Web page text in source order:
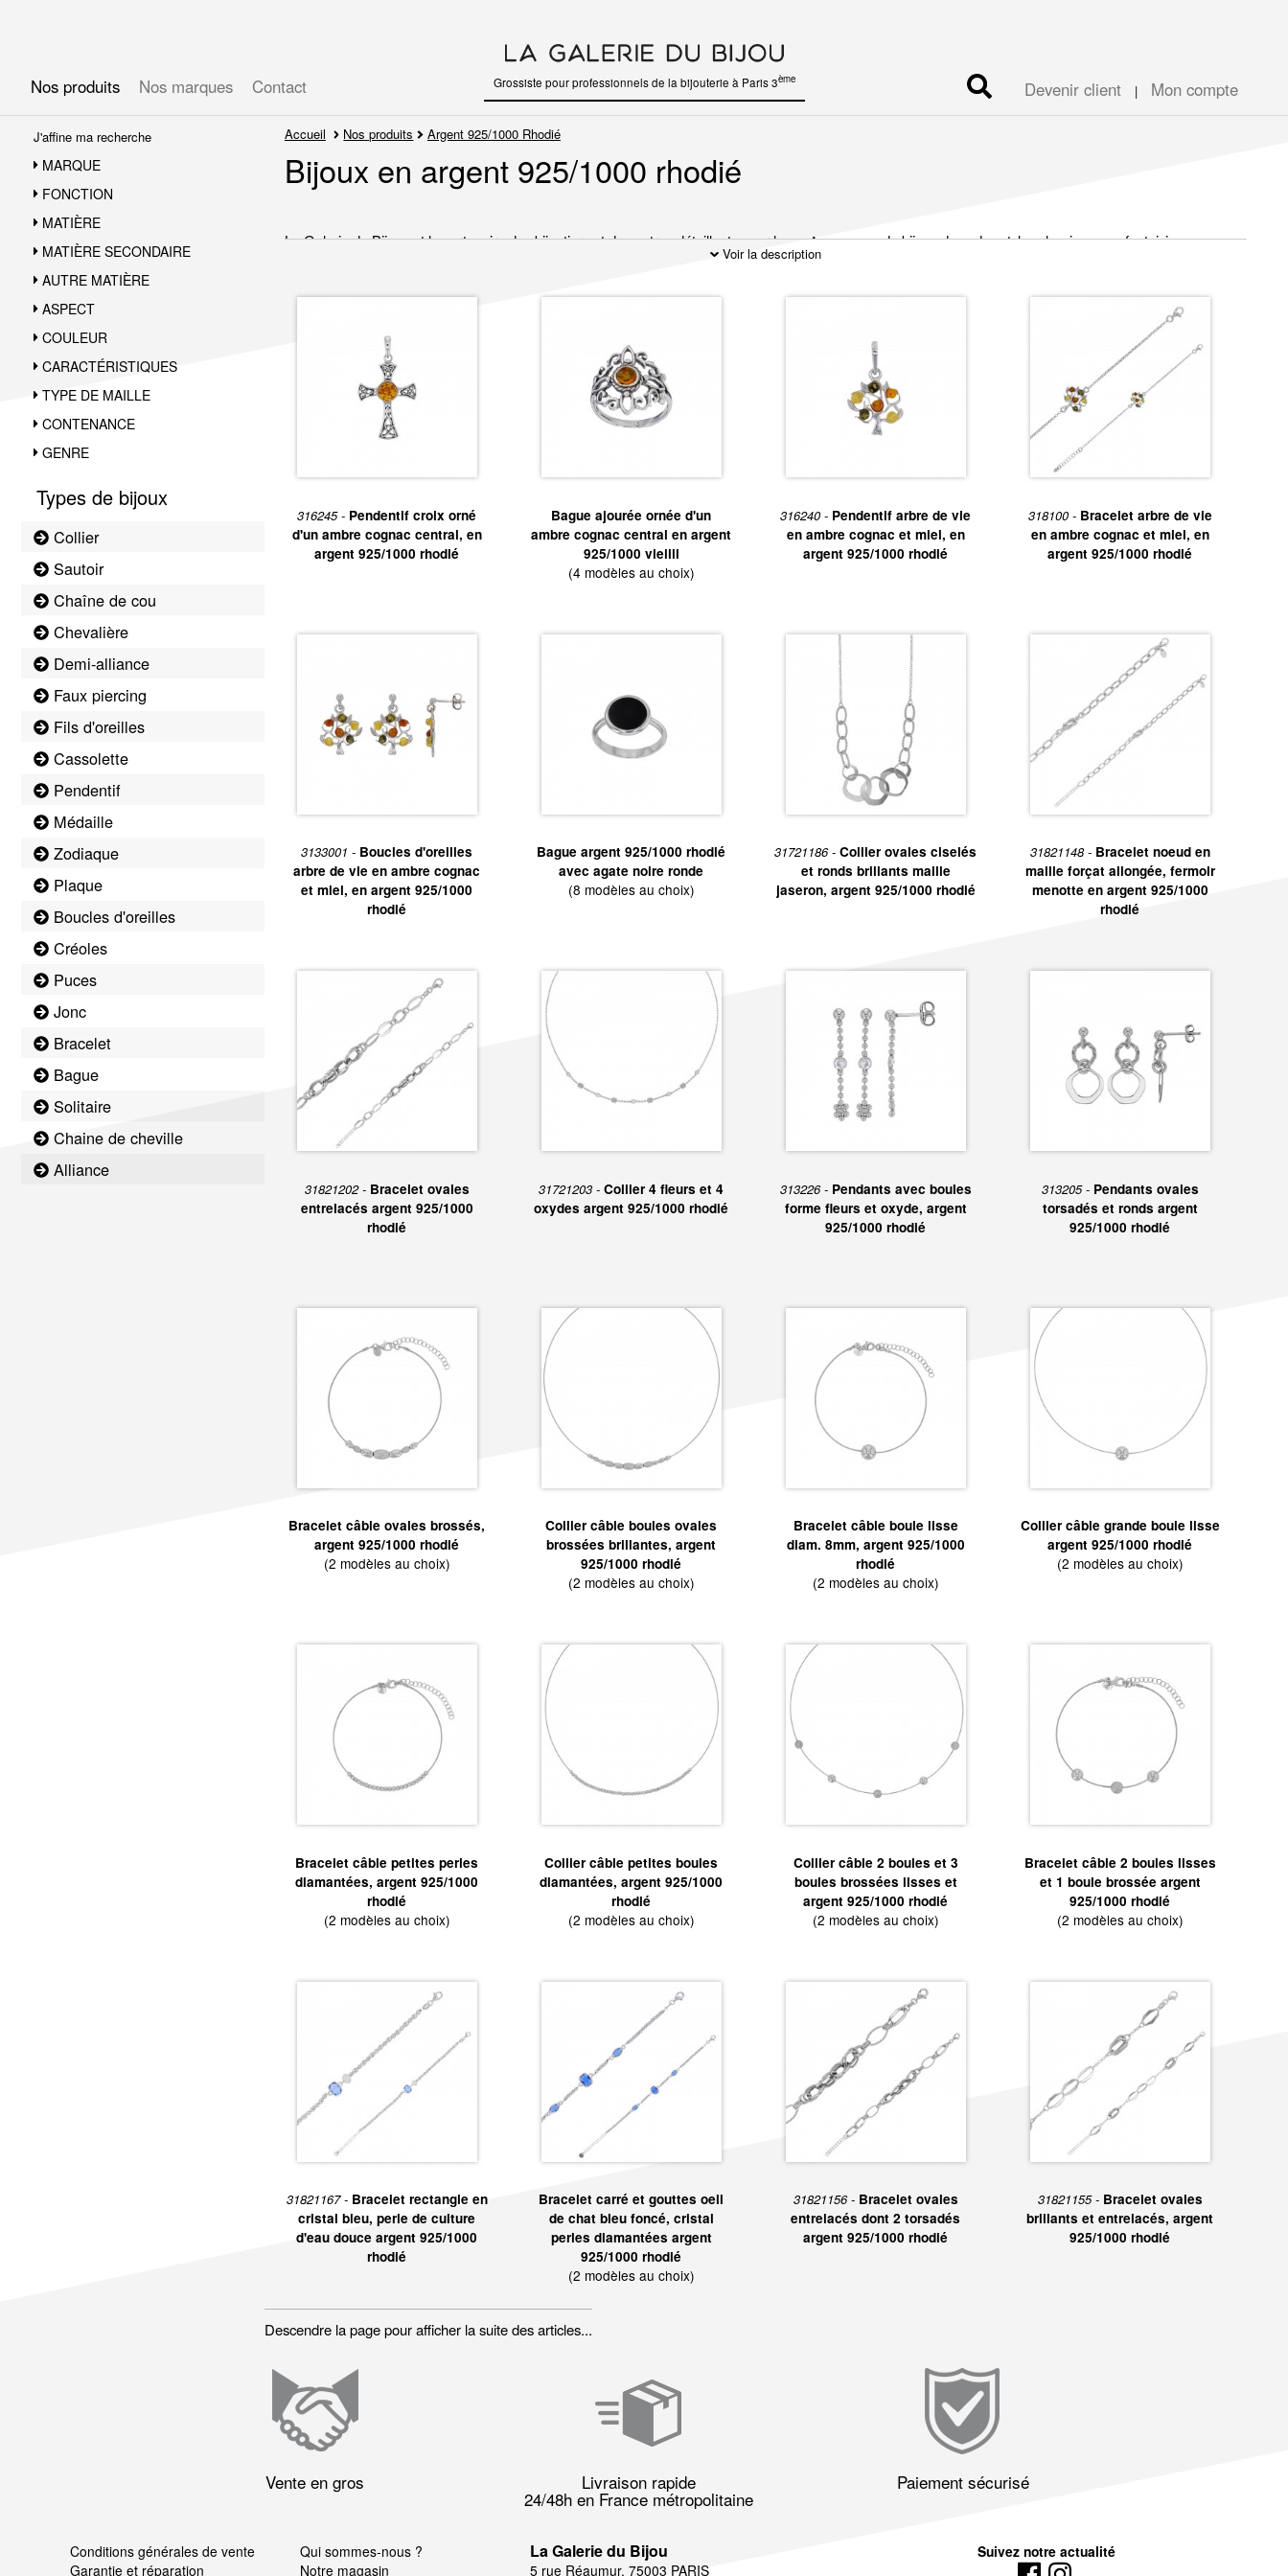
Nos produits Nos marques Contact Devenir client | Mon compte
Grossiste pour professionnels de la bijouterie à Paris 3ème
J'affine ma recherche
MARQUE
FONCTION
MATIÈRE
MATIÈRE SECONDAIRE
AUTRE MATIÈRE
ASPECT
COULEUR
CARACTÉRISTIQUES
TYPE DE MAILLE
CONTENANCE
GENRE
Types de bijoux
Collier
Sautoir
Chaîne de cou
Chevalière
Demi-alliance
Faux piercing
Fils d'oreilles
Cassolette
Pendentif
Médaille
Zodiaque
Plaque
Boucles d'oreilles
Créoles
Puces
Jonc
Bracelet
Bague
Solitaire
Chaine de cheville
Alliance
Accueil Nos produits Argent 925/1000 Rhodié
Bijoux en argent 925/1000 rhodié
La Galerie du Bijou est le partenaire des bijoutiers et des autres détaillants pour lavente en grosde bijoux dans des styles classiques ou fantaisie.
Le rhodiage est l'opération qui consiste à plaquer une fine couche de rhodium afin de rendre le bijou plus brillant et inoxydable.
Un grand choix de bijoux argent 925/1000 rhodié
La gamme de bijoux en argent rhodié est très large :
Identités bébé
Colliers
Bracelets
Médailles
Il existe plusieurs bijoux en argent 925 rhodié qui peuvent être
gravés
Retrouvez sur place, un grand choix de produits, nos marques et les conseils de nos équipes présentes à La Galerie du Bijou.
Voir la description
316245 - Pendentif croix orné
d'un ambre cognac central, en
argent 925/1000 rhodié
Bague ajourée ornée d'un
ambre cognac central en argent
925/1000 vieilli
(4 modèles au choix)
316240 - Pendentif arbre de vie
en ambre cognac et miel, en
argent 925/1000 rhodié
318100 - Bracelet arbre de vie
en ambre cognac et miel, en
argent 925/1000 rhodié
3133001 - Boucles d'oreilles
arbre de vie en ambre cognac
et miel, en argent 925/1000
rhodié
Bague argent 925/1000 rhodié
avec agate noire ronde
(8 modèles au choix)
31721186 - Collier ovales ciselés
et ronds brillants maille
jaseron, argent 925/1000 rhodié
31821148 - Bracelet noeud en
maille forçat allongée, fermoir
menotte en argent 925/1000
rhodié
31821202 - Bracelet ovales
entrelacés argent 925/1000
rhodié
31721203 - Collier 4 fleurs et 4
oxydes argent 925/1000 rhodié
313226 - Pendants avec boules
forme fleurs et oxyde, argent
925/1000 rhodié
313205 - Pendants ovales
torsadés et ronds argent
925/1000 rhodié
Bracelet câble ovales brossés,
argent 925/1000 rhodié
(2 modèles au choix)
Collier câble boules ovales
brossées brillantes, argent
925/1000 rhodié
(2 modèles au choix)
Bracelet câble boule lisse
diam. 8mm, argent 925/1000
rhodié
(2 modèles au choix)
Collier câble grande boule lisse
argent 925/1000 rhodié
(2 modèles au choix)
Bracelet câble petites perles
diamantées, argent 925/1000
rhodié
(2 modèles au choix)
Collier câble petites boules
diamantées, argent 925/1000
rhodié
(2 modèles au choix)
Collier câble 2 boules et 3
boules brossées lisses et
argent 925/1000 rhodié
(2 modèles au choix)
Bracelet câble 2 boules lisses
et 1 boule brossée argent
925/1000 rhodié
(2 modèles au choix)
31821167 - Bracelet rectangle en
cristal bleu, perle de culture
d'eau douce argent 925/1000
rhodié
Bracelet carré et gouttes oeil
de chat bleu foncé, cristal
perles diamantées argent
925/1000 rhodié
(2 modèles au choix)
31821156 - Bracelet ovales
entrelacés dont 2 torsadés
argent 925/1000 rhodié
31821155 - Bracelet ovales
brillants et entrelacés, argent
925/1000 rhodié
Descendre la page pour afficher la suite des articles...
Vente en gros Livraison rapide
24/48h en France métropolitaine
Paiement sécurisé
Conditions générales de vente
Garantie et réparation
Qui sommes-nous ?
Notre magasin
La Galerie du Bijou
5 rue Réaumur, 75003 PARIS
Suivez notre actualité